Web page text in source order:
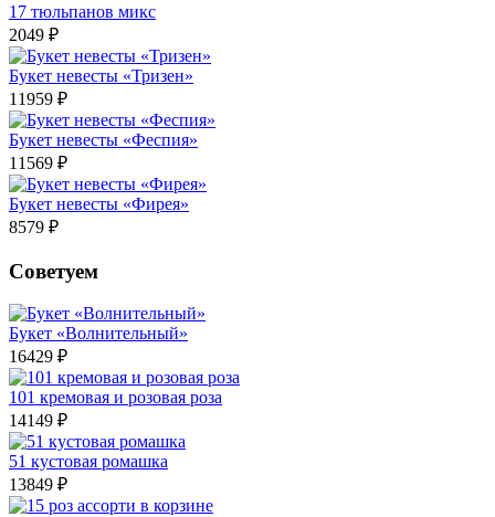
17 тюльпанов микс
2049 ₽
Букет невесты «Тризен»
11959 ₽
Букет невесты «Феспия»
11569 ₽
Букет невесты «Фирея»
8579 ₽
Советуем
Букет «Волнительный»
16429 ₽
101 кремовая и розовая роза
14149 ₽
51 кустовая ромашка
13849 ₽